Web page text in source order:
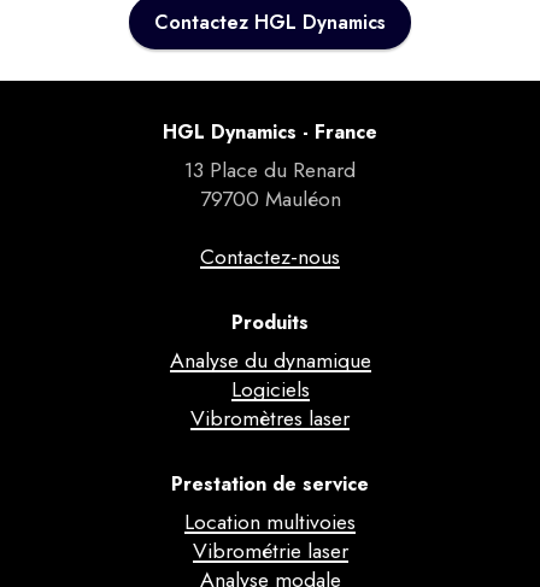
Contactez HGL Dynamics
HGL Dynamics - France
13 Place du Renard
79700 Mauléon
Contactez-nous
Produits
Analyse du dynamique
Logiciels
Vibromètres laser
Prestation de service
Location multivoies
Vibrométrie laser
Analyse modale